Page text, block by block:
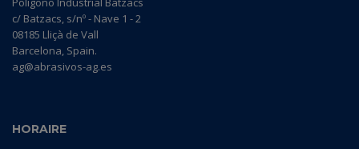
c/ Batzacs, s/nº - Nave 1 - 2
08185 Lliçà de Vall
Barcelona, Spain.
ag@abrasivos-ag.es
HORAIRE